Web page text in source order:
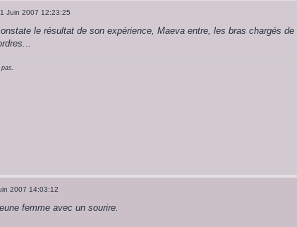
Juin 2007 12:23:25
le résultat de son expérience, Maeva entre, les bras chargés de
2007 14:03:12
femme avec un sourire.